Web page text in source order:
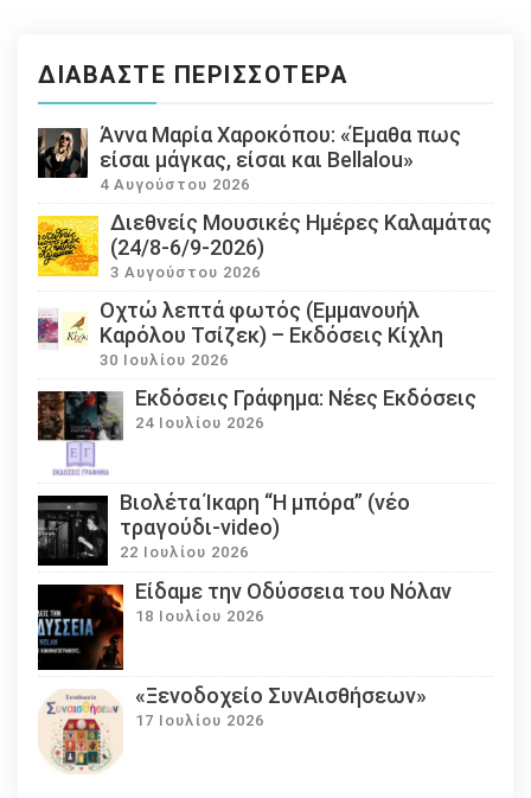
ΔΙΑΒΆΣΤΕ ΠΕΡΙΣΣΌΤΕΡΑ
Άννα Μαρία Χαροκόπου: «Έμαθα πως
είσαι μάγκας, είσαι και Bellalou»
4 Αυγούστου 2026
Διεθνείς Μουσικές Ημέρες Καλαμάτας
(24/8-6/9-2026)
3 Αυγούστου 2026
Οχτώ λεπτά φωτός (Εμμανουήλ
Καρόλου Τσίζεκ) – Εκδόσεις Κίχλη
30 Ιουλίου 2026
Εκδόσεις Γράφημα: Νέες Εκδόσεις
24 Ιουλίου 2026
Βιολέτα Ίκαρη “Η μπόρα” (νέο
τραγούδι-video)
22 Ιουλίου 2026
Eίδαμε την Οδύσσεια του Νόλαν
18 Ιουλίου 2026
«Ξενοδοχείο ΣυνΑισθήσεων»
17 Ιουλίου 2026